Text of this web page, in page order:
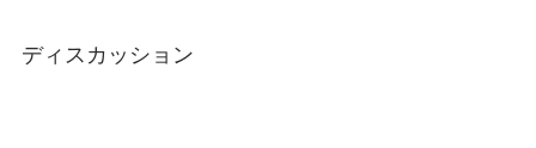
ディスカッション